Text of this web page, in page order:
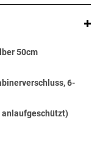
50cm
6-
anlaufgeschützt)